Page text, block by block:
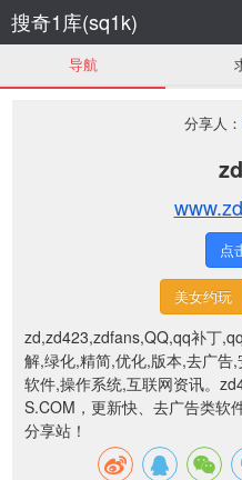
搜奇1库(sq1k)
导航
分享人：
点
美女约玩
zd,zd423,zdfans,QQ,qq补丁
解,绿化,精简,优化,版本,去广告
软件,操作系统,互联网资讯。
S.COM，更新快、去广告类软
分享站！